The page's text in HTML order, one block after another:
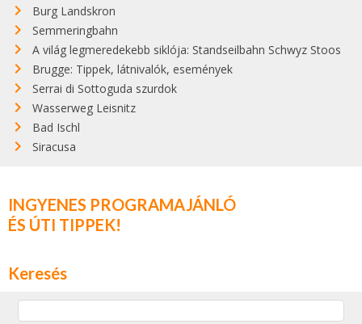
Burg Landskron
Semmeringbahn
A világ legmeredekebb siklója: Standseilbahn Schwyz Stoos
Brugge: Tippek, látnivalók, események
Serrai di Sottoguda szurdok
Wasserweg Leisnitz
Bad Ischl
Siracusa
INGYENES PROGRAMAJÁNLÓ
ÉS ÚTI TIPPEK!
Keresés